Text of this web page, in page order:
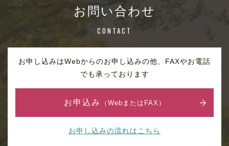
お問い合わせ
CONTACT
お申し込みはWebからのお申し込みの他、FAXやお電話
でも承っております
お申込み （WebまたはFAX）
お申し込みの流れはこちら